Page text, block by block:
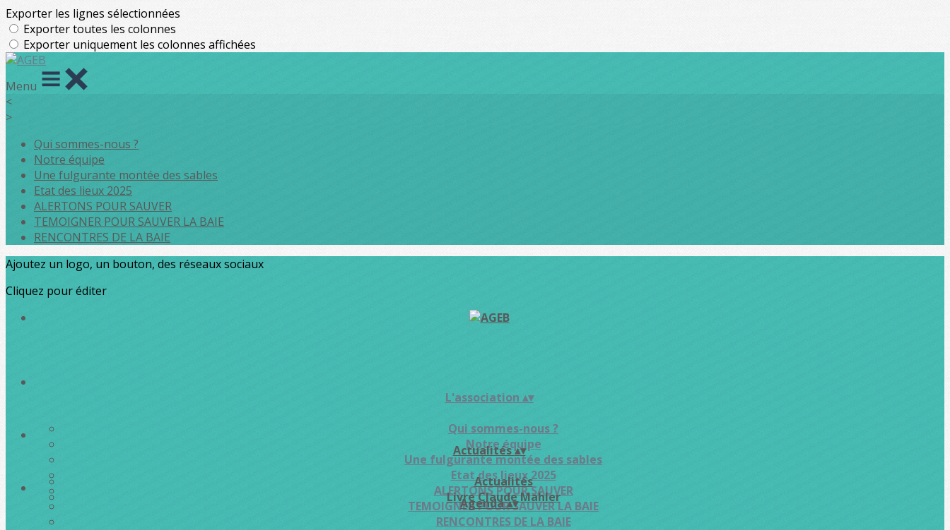
Exporter les lignes sélectionnées
Exporter toutes les colonnes
Exporter uniquement les colonnes affichées
Menu
<
>
Qui sommes-nous ?
Notre équipe
Une fulgurante montée des sables
Etat des lieux 2025
ALERTONS POUR SAUVER
TEMOIGNER POUR SAUVER LA BAIE
RENCONTRES DE LA BAIE
Ajoutez un logo, un bouton, des réseaux sociaux
Cliquez pour éditer
L'association ▴▾
Qui sommes-nous ?
Notre équipe
Une fulgurante montée des sables
Etat des lieux 2025
ALERTONS POUR SAUVER
TEMOIGNER POUR SAUVER LA BAIE
RENCONTRES DE LA BAIE
Actualités▴▾
Actualités
Livre Claude Mahler
Agenda▴▾